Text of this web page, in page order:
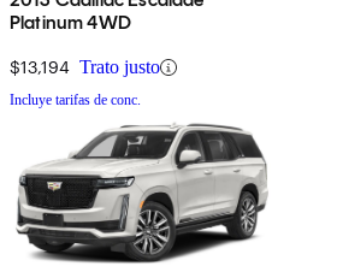
Platinum 4WD
$13,194 Trato justo
Incluye tarifas de conc.